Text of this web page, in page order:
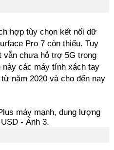
hợp tùy chọn kết nối dữ
Pro 7 còn thiếu. Tuy
chưa hỗ trợ 5G trong
này các máy tính xách tay
năm 2020 và cho đến nay